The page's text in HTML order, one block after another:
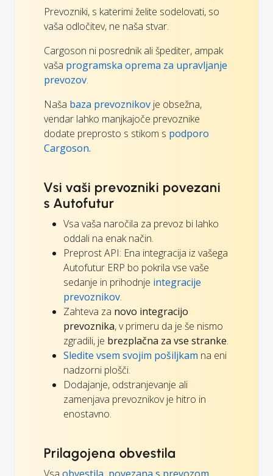
Prevozniki, s katerimi želite sodelovati, so
vaša odločitev, ne naša stvar.
Cargoson ni posrednik ali špediter, ampak
vaša programska oprema za upravljanje
prevozov.
Naša baza prevoznikov je obsežna,
vendar lahko manjkajoče prevoznike
dodate preprosto s stikom s podporo
Cargoson.
Vsi vaši prevozniki povezani
s Autofutur
Vsa vaša naročila za prevoz bi lahko
oddali na enak način.
Preprost API: Ena integracija iz vašega
Autofutur ERP bo pokrila vse vaše
sedanje in prihodnje integracije
prevoznikov.
Zahteva za novo integracijo
prevoznika, v primeru da je še nismo
zgradili, je brezplačna za vse stranke.
Sledite vsem svojim pošiljkam na eni
nadzorni plošči.
Dodajanje, odstranjevanje ali
zamenjava prevoznikov je hitro in
enostavno.
Prilagojena obvestila